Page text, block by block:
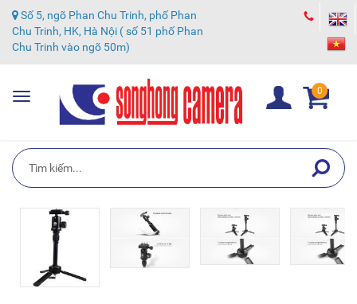
Số 5, ngõ Phan Chu Trinh, phố Phan
Chu Trinh, HK, Hà Nội ( số 51 phố Phan
Chu Trinh vào ngõ 50m)
Toggle
navigation
0